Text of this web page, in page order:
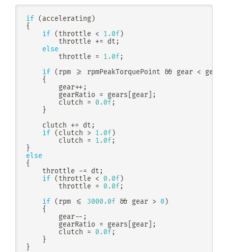
if ( accelerating)
{
if
( throttle < 1.0f )
        throttle
+= dt ;
else
        throttle
= 1.0f ;
if
( rpm >= rpmPeakTorquePoint && gear < gears
{
        gear
++ ;
        gearRatio
= gears gear
;
        clutch
= 0.0f ;
}
    clutch
+= dt ;
if
( clutch > 1.0f )
        clutch
= 1.0f ;
}
else
{
    throttle
-= dt ;
if
( throttle < 0.0f )
        throttle
= 0.0f ;
if
( rpm <= 3000.0f && gear > 0)
{
        gear
-- ;
        gearRatio
= gears gear
;
        clutch
= 0.0f ;
}
}